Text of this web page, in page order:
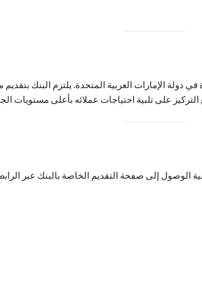
دولة الإمارات العربية المتحدة. يلتزم البنك
على تلبية احتياجات عملائه بأعلى مستويات
الوصول إلى صفحة التقديم الخاصة بالبنك عبر